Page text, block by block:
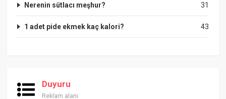
31
Nerenin sütlacı meşhur?
43
1 adet pide ekmek kaç kalori?
Duyuru
Reklam alanı